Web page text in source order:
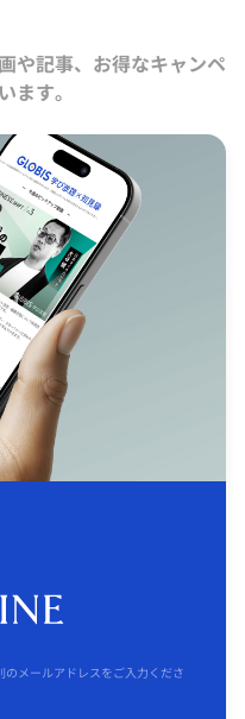
や記事、お得なキャンペ
ます。
のメールアドレスをご入力くださ